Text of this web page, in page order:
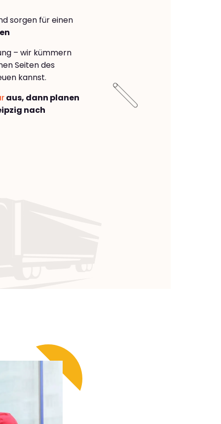
sorgen für einen
– wir kümmern
Seiten des
kannst.
aus, dann planen
nach